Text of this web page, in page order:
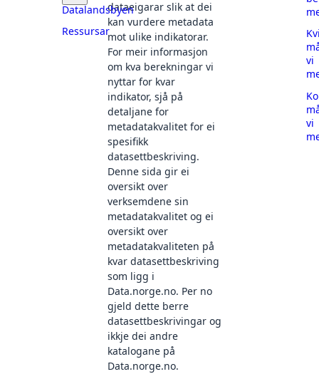
Datalandsbyen
Ressursar
dataeigarar slik at dei
kan vurdere metadata
mot ulike indikatorar.
For meir informasjon
om kva berekningar vi
nyttar for kvar
indikator, sjå på
detaljane for
metadatakvalitet for ei
spesifikk
datasettbeskriving.
Denne sida gir ei
oversikt over
verksemdene sin
metadatakvalitet og ei
oversikt over
metadatakvaliteten på
kvar datasettbeskriving
som ligg i
Data.norge.no. Per no
gjeld dette berre
datasettbeskrivingar og
ikkje dei andre
katalogane på
Data.norge.no.
vi
vi